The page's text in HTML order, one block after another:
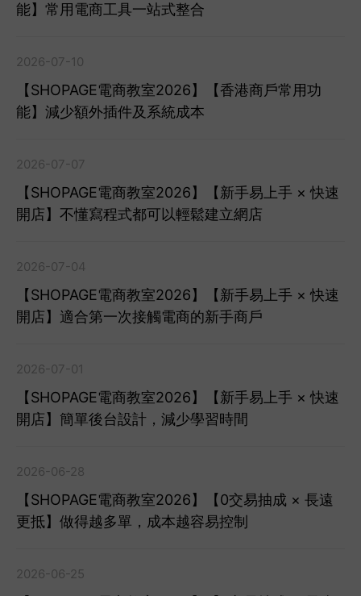
能】常用電商工具一站式整合
2026-07-10
【SHOPAGE電商教室2026】【香港商戶常用功
能】減少額外插件及系統成本
2026-07-07
【SHOPAGE電商教室2026】【新手易上手 × 快速
開店】不懂寫程式都可以輕鬆建立網店
2026-07-04
【SHOPAGE電商教室2026】【新手易上手 × 快速
開店】適合第一次接觸電商的新手商戶
2026-07-01
【SHOPAGE電商教室2026】【新手易上手 × 快速
開店】簡單後台設計，減少學習時間
2026-06-28
【SHOPAGE電商教室2026】【0交易抽成 × 長遠
更抵】做得越多單，成本越容易控制
2026-06-25